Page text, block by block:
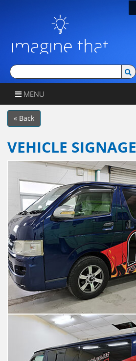
MENU
« Back
VEHICLE SIGNAGE